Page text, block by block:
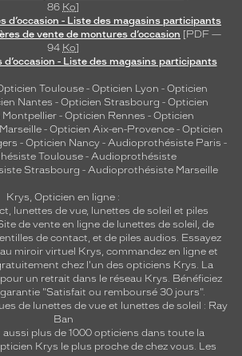
86 Ko]
d’occasion - Liste des magasins participants
de vente de montures d’occasion [PDF —
94 Ko]
- Liste des magasins participants
Toulouse- Opticien Lyon - Opticien
Nantes - Opticien Strasbourg - Opticien
Montpellier - Opticien Rennes - Opticien
- Opticien Aix-en-Provence - Opticien
- Opticien Nancy - Audioprothésiste Paris -
Toulouse- Audioprothésiste
Strasbourg - Audioprothésiste Marseille
Krys, Opticien en ligne :
, lunettes de vue, lunettes de soleil et piles
de vente en ligne de lunettes de soleil, de
lentilles de contact, et de piles audios. Essayez
miroir virtuel Krys, commandez en ligne et
chez l'un des opticiens Krys. La
un retrait dans le réseau Krys. Bénéficiez
"Satisfait ou remboursé 30 jours".
de lunettes de vue et lunettes de soleil : Ray
Ban
aussi plus de 1000 opticiens dans toute la
Krys le plus proche de chez vous. Les